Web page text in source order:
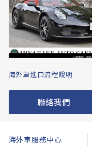
海外車進口流程說明
聯絡我們
海外車服務中心